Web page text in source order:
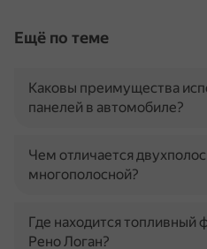
Ещё по теме
Каковы преимущества
панелей в автомобиле?
Чем отличается
многополосной?
Где находится топливный
Рено Логан?